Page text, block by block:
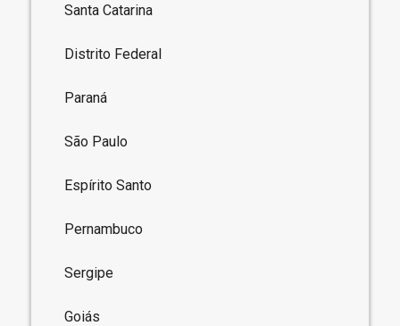
Santa Catarina
Distrito Federal
Paraná
São Paulo
Espírito Santo
Pernambuco
Sergipe
Goiás